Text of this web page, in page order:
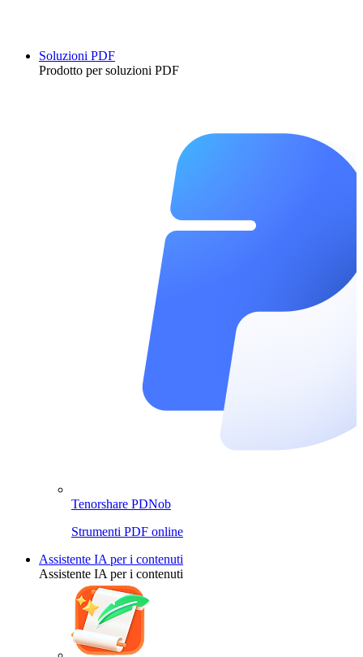
Soluzioni PDF
Prodotto per soluzioni PDF
Tenorshare PDNob
Strumenti PDF online
Assistente IA per i contenuti
Assistente IA per i contenuti